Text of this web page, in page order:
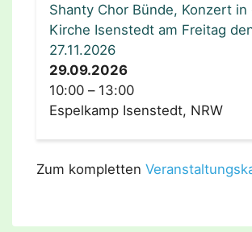
Shanty Chor Bünde, Konzert in
Kirche Isenstedt am Freitag
27.11.2026
29.09.2026
10:00 – 13:00
Espelkamp Isenstedt, NRW
Zum kompletten